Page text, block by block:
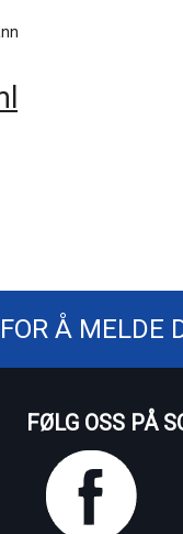
Å MELDE
FØLG OSS PÅ